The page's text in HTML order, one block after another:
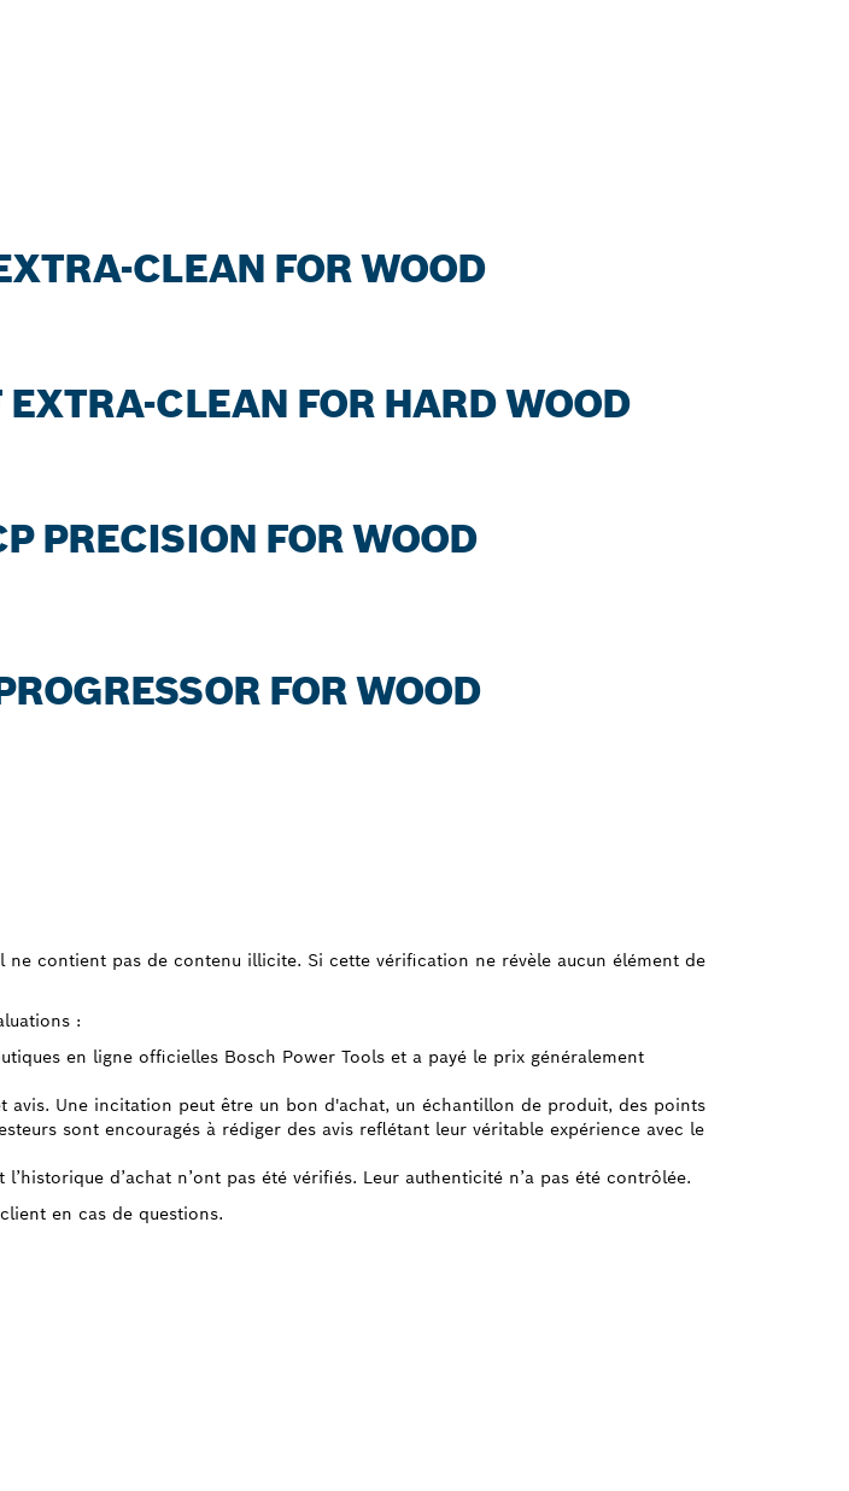
CLEAN FOR WOOD
CLEAN FOR HARD WOOD
PRECISION FOR WOOD
FOR WOOD
ne contient pas de contenu illicite. Si cette vérification ne révèle aucun élément de
:
en ligne officielles Bosch Power Tools et a payé le prix généralement
Une incitation peut être un bon d'achat, un échantillon de produit, des points
sont encouragés à rédiger des avis reflétant leur véritable expérience avec le
d’achat n’ont pas été vérifiés. Leur authenticité n’a pas été contrôlée.
en cas de questions.